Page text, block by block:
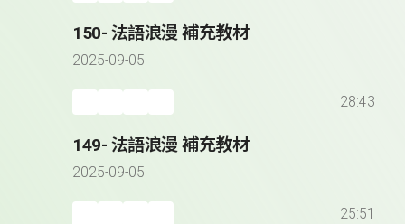
150- 法語浪漫 補充教材
2025-09-05
28:43
149- 法語浪漫 補充教材
2025-09-05
25:51